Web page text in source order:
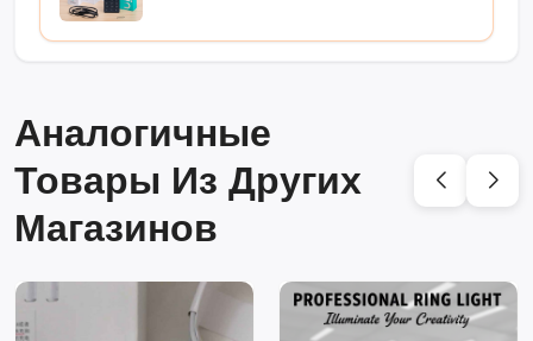
Аналогичные
Товары Из Других
Магазинов